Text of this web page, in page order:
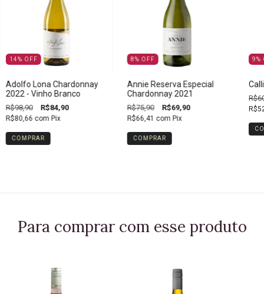
14% OFF
Adolfo Lona Chardonnay
2022 - Vinho Branco
R$98,90 R$84,90
R$80,66 com Pix
8% OFF
Annie Reserva Especial
Chardonnay 2021
R$75,90 R$69,90
R$66,41 com Pix
9%
Para comprar com esse produto